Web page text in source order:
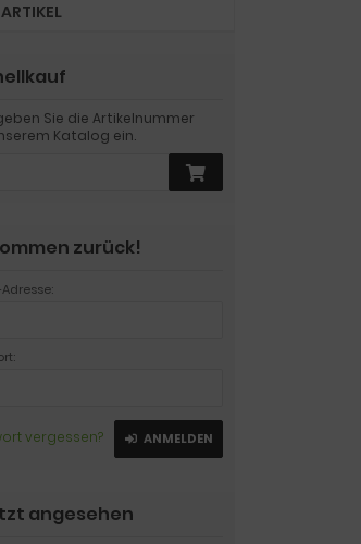
Sie die Artikelnummer
Katalog ein.
zurück!
vergessen? ANMELDEN
angesehen